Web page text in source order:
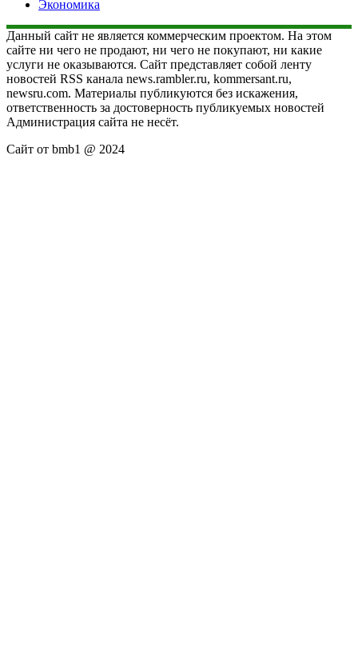
Экономика
Данный сайт не является коммерческим проектом. На этом
сайте ни чего не продают, ни чего не покупают, ни какие
услуги не оказываются. Сайт представляет собой ленту
новостей RSS канала news.rambler.ru, kommersant.ru,
newsru.com. Материалы публикуются без искажения,
ответственность за достоверность публикуемых новостей
Администрация сайта не несёт.
Сайт от bmb1 @ 2024